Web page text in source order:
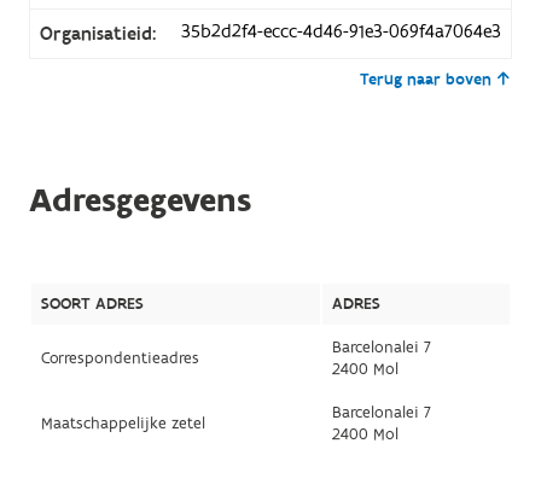
Organisatieid: 35b2d2f4-eccc-4d46-91e3-069f4a7064e3
Terug naar boven
Adresgegevens
SOORT ADRES ADRES
Correspondentieadres
Barcelonalei 7
2400 Mol
Maatschappelijke zetel
Barcelonalei 7
2400 Mol